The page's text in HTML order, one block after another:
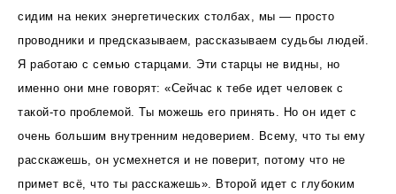
сидим на неких энергетических столбах, мы — просто
проводники и предсказываем, рассказываем судьбы людей.
Я работаю с семью старцами. Эти старцы не видны, но
именно они мне говорят: «Сейчас к тебе идет человек с
такой-то проблемой. Ты можешь его принять. Но он идет с
очень большим внутренним недоверием. Всему, что ты ему
расскажешь, он усмехнется и не поверит, потому что не
примет всё, что ты расскажешь». Второй идет с глубоким